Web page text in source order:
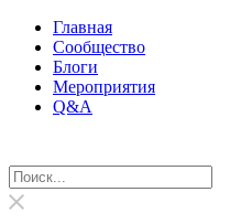
Главная
Сообщество
Блоги
Мероприятия
Q&A